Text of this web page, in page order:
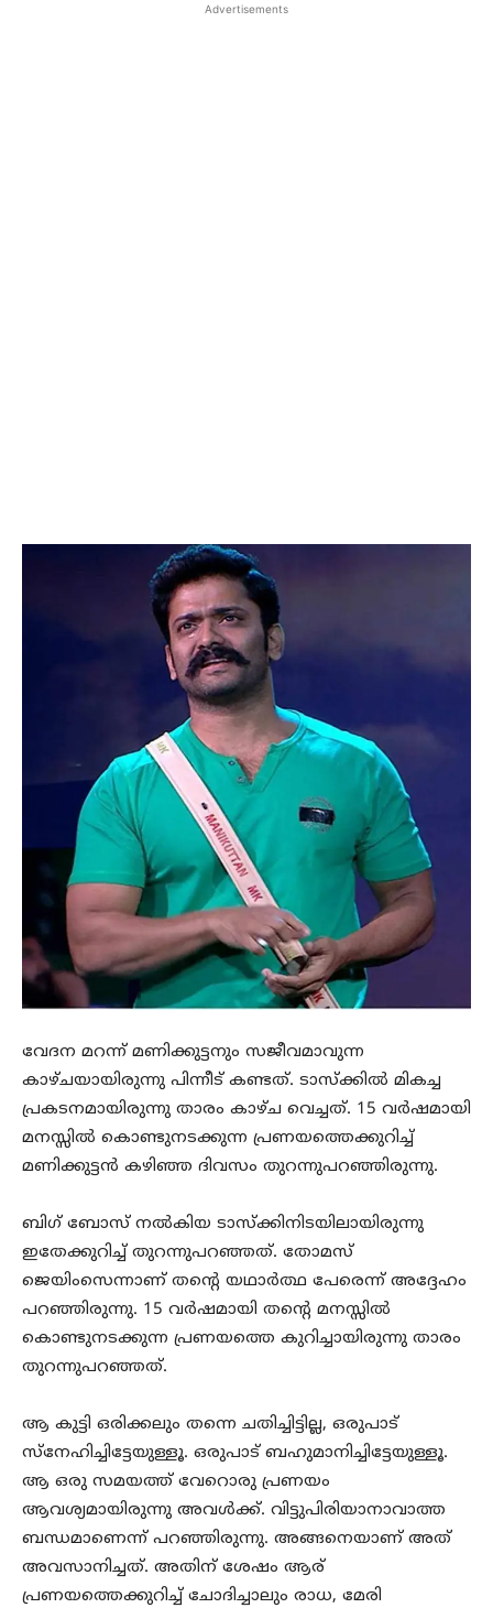
Advertisements
വേദന മറന്ന് മണിക്കുട്ടനും സജീവമാവുന്ന
കാഴ്ചയായിരുന്നു പിന്നീട് കണ്ടത്. ടാസ്‌ക്കിൽ മികച്ച
പ്രകടനമായിരുന്നു താരം കാഴ്ച വെച്ചത്. 15 വർഷമായി
മനസ്സിൽ കൊണ്ടുനടക്കുന്ന പ്രണയത്തെക്കുറിച്ച്
മണിക്കുട്ടൻ കഴിഞ്ഞ ദിവസം തുറന്നുപറഞ്ഞിരുന്നു.
ബിഗ് ബോസ് നൽകിയ ടാസ്‌ക്കിനിടയിലായിരുന്നു
ഇതേക്കുറിച്ച് തുറന്നുപറഞ്ഞത്. തോമസ്
ജെയിംസെന്നാണ് തന്റെ യഥാർത്ഥ പേരെന്ന് അദ്ദേഹം
പറഞ്ഞിരുന്നു. 15 വർഷമായി തന്റെ മനസ്സിൽ
കൊണ്ടുനടക്കുന്ന പ്രണയത്തെ കുറിച്ചായിരുന്നു താരം
തുറന്നുപറഞ്ഞത്.
ആ കുട്ടി ഒരിക്കലും തന്നെ ചതിച്ചിട്ടില്ല, ഒരുപാട്
സ്നേഹിച്ചിട്ടേയുള്ളൂ. ഒരുപാട് ബഹുമാനിച്ചിട്ടേയുള്ളൂ.
ആ ഒരു സമയത്ത് വേറൊരു പ്രണയം
ആവശ്യമായിരുന്നു അവൾക്ക്. വിട്ടുപിരിയാനാവാത്ത
ബന്ധമാണെന്ന് പറഞ്ഞിരുന്നു. അങ്ങനെയാണ് അത്
അവസാനിച്ചത്. അതിന് ശേഷം ആര്
പ്രണയത്തെക്കുറിച്ച് ചോദിച്ചാലും രാധ, മേരി